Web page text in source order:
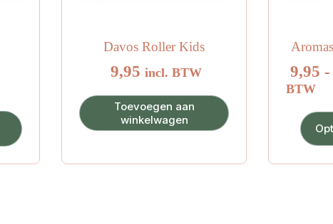
Davos Roller Kids
9,95 incl. BTW
Toevoegen aan
winkelwagen
9,95 -
BTW